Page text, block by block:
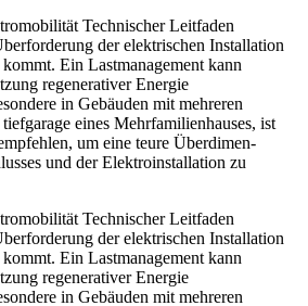
Technischer Leitfaden
der elektrischen Installation
kommt. Ein Lastmanagement kann
regenerativer Energie
in Gebäuden mit mehreren
eines Mehrfamilienhauses, ist
um eine teure Überdimen-
und der Elektroinstallation zu
Technischer Leitfaden
der elektrischen Installation
kommt. Ein Lastmanagement kann
regenerativer Energie
in Gebäuden mit mehreren